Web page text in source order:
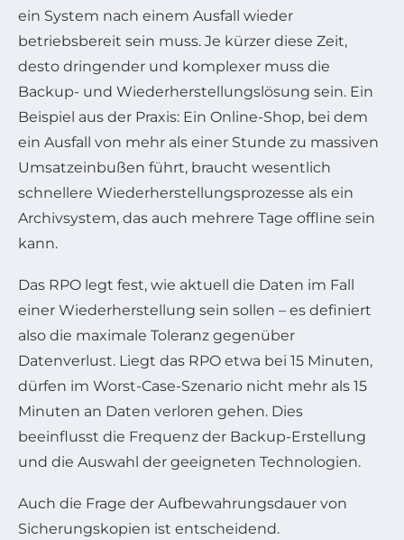
ein System nach einem Ausfall wieder
betriebsbereit sein muss. Je kürzer diese Zeit,
desto dringender und komplexer muss die
Backup- und Wiederherstellungslösung sein. Ein
Beispiel aus der Praxis: Ein Online-Shop, bei dem
ein Ausfall von mehr als einer Stunde zu massiven
Umsatzeinbußen führt, braucht wesentlich
schnellere Wiederherstellungsprozesse als ein
Archivsystem, das auch mehrere Tage offline sein
kann.
Das RPO legt fest, wie aktuell die Daten im Fall
einer Wiederherstellung sein sollen – es definiert
also die maximale Toleranz gegenüber
Datenverlust. Liegt das RPO etwa bei 15 Minuten,
dürfen im Worst-Case-Szenario nicht mehr als 15
Minuten an Daten verloren gehen. Dies
beeinflusst die Frequenz der Backup-Erstellung
und die Auswahl der geeigneten Technologien.
Auch die Frage der Aufbewahrungsdauer von
Sicherungskopien ist entscheidend.